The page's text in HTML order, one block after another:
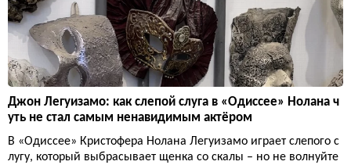
Джон Легуизамо: как слепой слуга в «Одиссее» Нолана ч
уть не стал самым ненавидимым актёром
В «Одиссее» Кристофера Нолана Легуизамо играет слепого с
лугу, который выбрасывает щенка со скалы – но не волнуйте